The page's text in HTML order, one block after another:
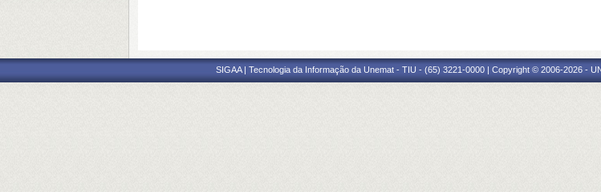
SIGAA | Tecnologia da Informação da Unemat - TIU - (65) 3221-0000 | Copyright © 2006-2026 -